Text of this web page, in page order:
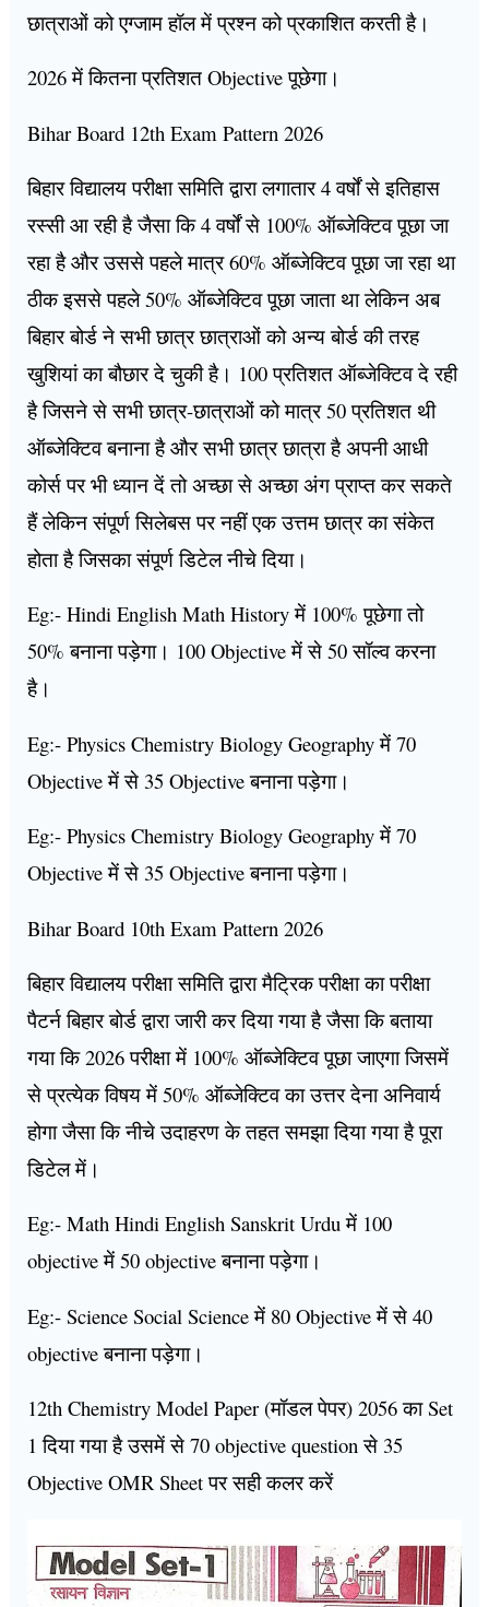
छात्राओं को एग्जाम हॉल में प्रश्न को प्रकाशित करती है।
2026 में कितना प्रतिशत Objective पूछेगा।
Bihar Board 12th Exam Pattern 2026
बिहार विद्यालय परीक्षा समिति द्वारा लगातार 4 वर्षों से इतिहास
रस्सी आ रही है जैसा कि 4 वर्षों से 100% ऑब्जेक्टिव पूछा जा
रहा है और उससे पहले मात्र 60% ऑब्जेक्टिव पूछा जा रहा था
ठीक इससे पहले 50% ऑब्जेक्टिव पूछा जाता था लेकिन अब
बिहार बोर्ड ने सभी छात्र छात्राओं को अन्य बोर्ड की तरह
खुशियां का बौछार दे चुकी है। 100 प्रतिशत ऑब्जेक्टिव दे रही
है जिसने से सभी छात्र-छात्राओं को मात्र 50 प्रतिशत थी
ऑब्जेक्टिव बनाना है और सभी छात्र छात्रा है अपनी आधी
कोर्स पर भी ध्यान दें तो अच्छा से अच्छा अंग प्राप्त कर सकते
हैं लेकिन संपूर्ण सिलेबस पर नहीं एक उत्तम छात्र का संकेत
होता है जिसका संपूर्ण डिटेल नीचे दिया।
Eg:- Hindi English Math History में 100% पूछेगा तो
50% बनाना पड़ेगा। 100 Objective में से 50 सॉल्व करना
है।
Eg:- Physics Chemistry Biology Geography में 70
Objective में से 35 Objective बनाना पड़ेगा।
Eg:- Physics Chemistry Biology Geography में 70
Objective में से 35 Objective बनाना पड़ेगा।
Bihar Board 10th Exam Pattern 2026
बिहार विद्यालय परीक्षा समिति द्वारा मैट्रिक परीक्षा का परीक्षा
पैटर्न बिहार बोर्ड द्वारा जारी कर दिया गया है जैसा कि बताया
गया कि 2026 परीक्षा में 100% ऑब्जेक्टिव पूछा जाएगा जिसमें
से प्रत्येक विषय में 50% ऑब्जेक्टिव का उत्तर देना अनिवार्य
होगा जैसा कि नीचे उदाहरण के तहत समझा दिया गया है पूरा
डिटेल में।
Eg:- Math Hindi English Sanskrit Urdu में 100
objective में 50 objective बनाना पड़ेगा।
Eg:- Science Social Science में 80 Objective में से 40
objective बनाना पड़ेगा।
12th Chemistry Model Paper (मॉडल पेपर) 2056 का Set
1 दिया गया है उसमें से 70 objective question से 35
Objective OMR Sheet पर सही कलर करें